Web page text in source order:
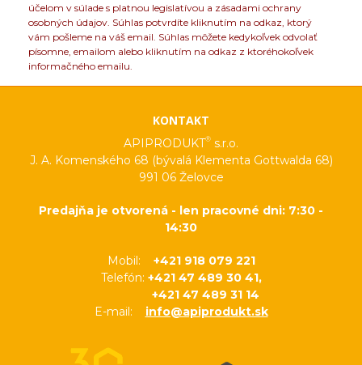
účelom v súlade s platnou legislatívou a zásadami ochrany
osobných údajov. Súhlas potvrdíte kliknutím na odkaz, ktorý
vám pošleme na váš email. Súhlas môžete kedykoľvek odvolať
písomne, emailom alebo kliknutím na odkaz z ktoréhokoľvek
informačného emailu.
KONTAKT
APIPRODUKT® s.r.o.
J. A. Komenského 68 (bývalá Klementa Gottwalda 68)
991 06 Želovce
Predajňa je otvorená - len pracovné dni: 7:30 -
14:30
Mobil: +421 918 079 221
Telefón: +421 47 489 30 41,
+421 47 489 31 14
E-mail: info@apiprodukt.sk